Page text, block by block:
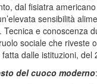
dal fisiatra
sensibilità
e conoscenza
sociale che
dalle istituzioni, del
del cuoco moderno: